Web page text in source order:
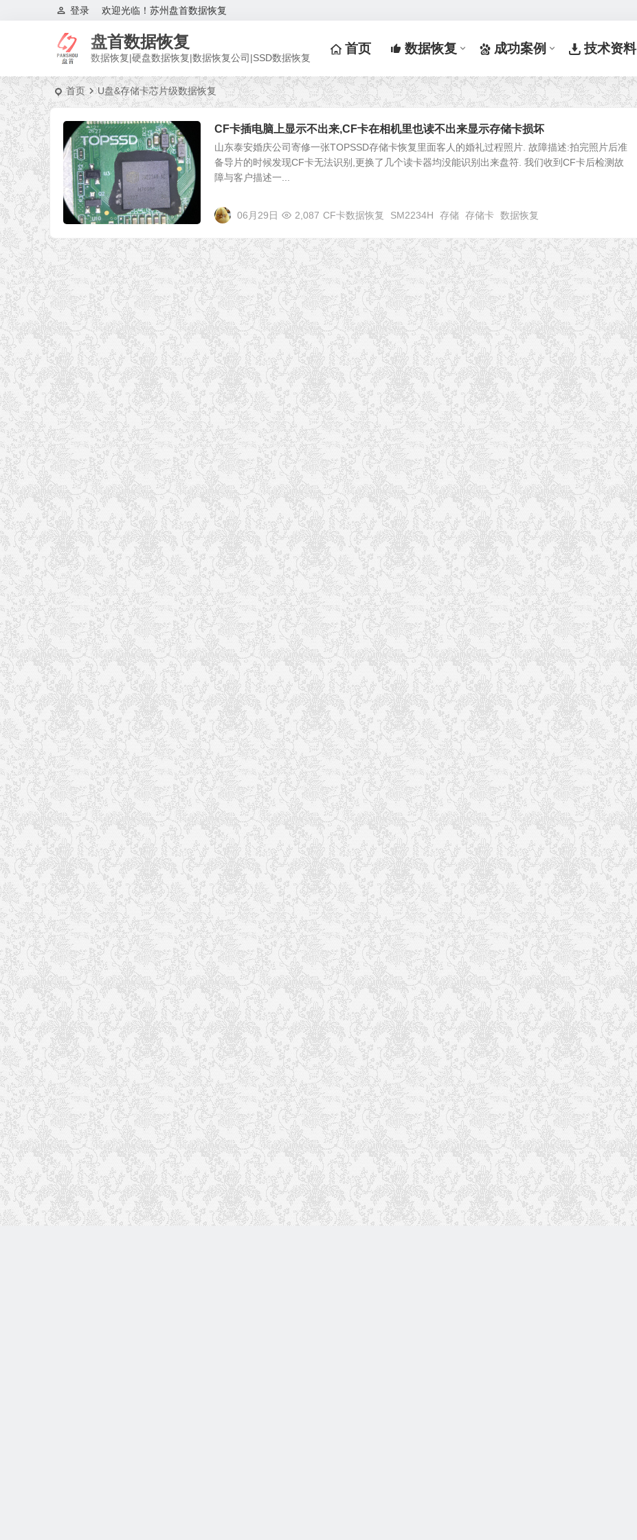
欢迎光临！苏州盘首数据恢复
登录
盘首数据恢复
数据恢复|硬盘数据恢复|数据恢复公司|SSD数据恢复
首页 数据恢复 成功案例 技术资料
首页 U盘&存储卡芯片级数据恢复
CF卡插电脑上显示不出来,CF卡在相机里也读不出来显示存储卡损坏
山东泰安婚庆公司寄修一张TOPSSD存储卡恢复里面客人的婚礼过程照片. 故障描述:拍完照片后准
备导片的时候发现CF卡无法识别,更换了几个读卡器均没能识别出来盘符. 我们收到CF卡后检测故
障与客户描述一...
06月29日 2,087 CF卡数据恢复 SM2234H 存储 存储卡 数据恢复